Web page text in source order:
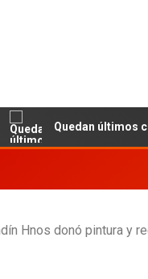
Quedan últimos cupos
Hnos donó pintura y